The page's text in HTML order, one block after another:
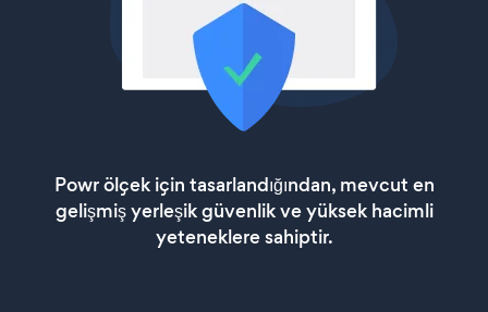
Powr ölçek için tasarlandığından, mevcut en
gelişmiş yerleşik güvenlik ve yüksek hacimli
yeteneklere sahiptir.